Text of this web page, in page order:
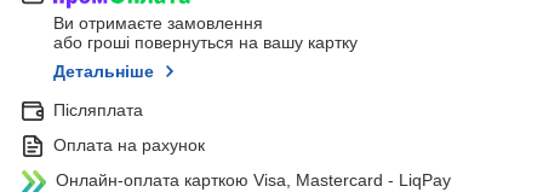
Ви отримаєте замовлення
або гроші повернуться на вашу картку
Детальніше
Післяплата
Оплата на рахунок
Онлайн-оплата карткою Visa, Mastercard - LiqPay